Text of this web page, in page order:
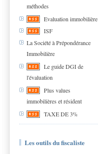
méthodes
Evaluation immobilière
ISF
La Société à Prépondérance
Immobilière
Le guide DGI de
l'évaluation
Plus values
immobilières et résident
TAXE DE 3%
Les outils du fiscaliste